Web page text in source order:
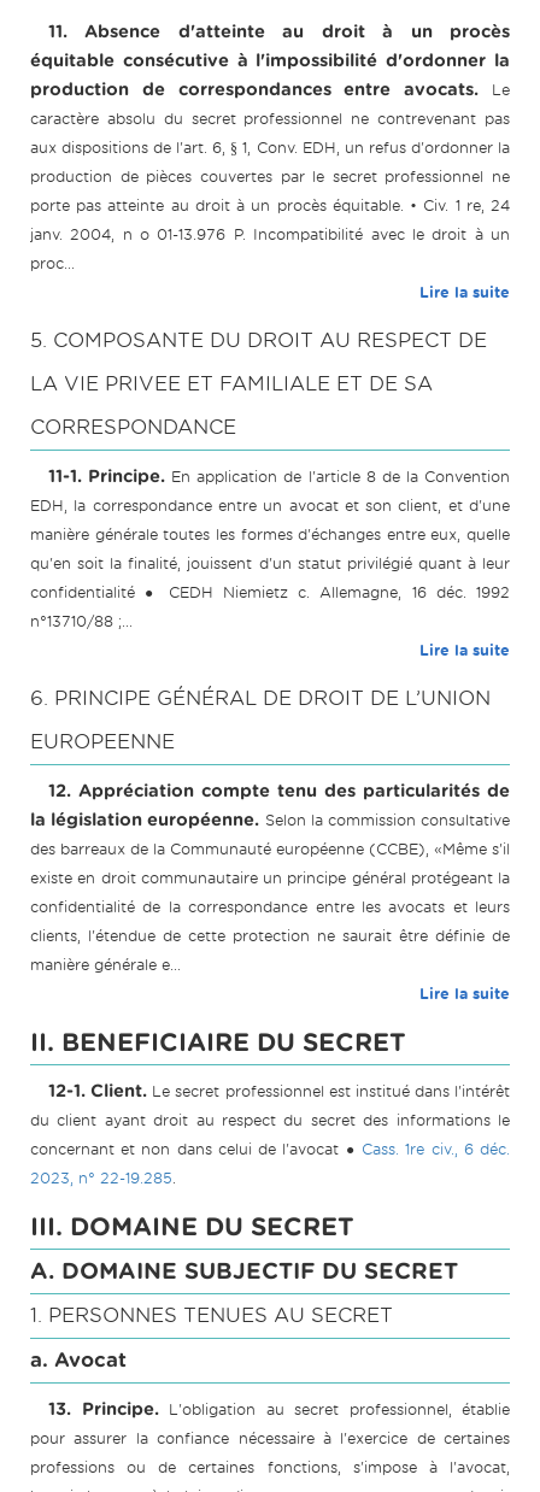
11. Absence d'atteinte au droit à un procès
équitable consécutive à l'impossibilité d'ordonner la
production de correspondances entre avocats.
Le
caractère absolu du secret professionnel ne contrevenant pas
aux dispositions de l'art. 6, § 1, Conv. EDH, un refus d'ordonner la
production de pièces couvertes par le secret professionnel ne
porte pas atteinte au droit à un procès équitable. • Civ. 1 re, 24
janv. 2004, n o 01-13.976 P. Incompatibilité avec le droit à un
proc...
Lire la suite
5. COMPOSANTE DU DROIT AU RESPECT DE
LA VIE PRIVEE ET FAMILIALE ET DE SA
CORRESPONDANCE
11-1. Principe. En application de l'article 8 de la Convention
EDH, la correspondance entre un avocat et son client, et d'une
manière générale toutes les formes d'échanges entre eux, quelle
qu'en soit la finalité, jouissent d'un statut privilégié quant à leur
confidentialité ● CEDH Niemietz c. Allemagne, 16 déc. 1992
n°13710/88 ;...
Lire la suite
6. PRINCIPE GÉNÉRAL DE DROIT DE L’UNION
EUROPEENNE
12. Appréciation compte tenu des particularités de
la législation européenne. Selon la commission consultative
des barreaux de la Communauté européenne (CCBE), «Même s'il
existe en droit communautaire un principe général protégeant la
confidentialité de la correspondance entre les avocats et leurs
clients, l'étendue de cette protection ne saurait être définie de
manière générale e...
Lire la suite
II. BENEFICIAIRE DU SECRET
12-1. Client. Le secret professionnel est institué dans l'intérêt
du client ayant droit au respect du secret des informations le
concernant et non dans celui de l'avocat ● Cass. 1re civ., 6 déc.
2023, n° 22-19.285.
III. DOMAINE DU SECRET
A. DOMAINE SUBJECTIF DU SECRET
1. PERSONNES TENUES AU SECRET
a. Avocat
13. Principe.
L'obligation au secret professionnel, établie
pour assurer la confiance nécessaire à l'exercice de certaines
professions ou de certaines fonctions, s'impose à l'avocat,